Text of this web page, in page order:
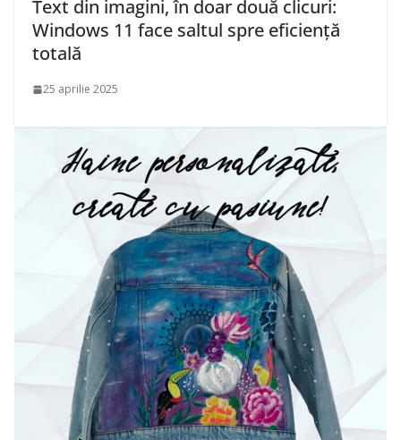
Text din imagini, în doar două clicuri:
Windows 11 face saltul spre eficiență
totală
25 aprilie 2025